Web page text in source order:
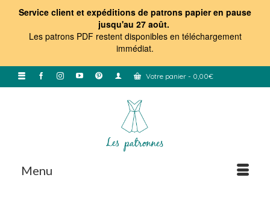
Service client et expéditions de patrons papier en pause
jusqu'au 27 août.
Les patrons PDF restent disponibles en téléchargement
immédiat.
Votre panier - 0,00€
Menu